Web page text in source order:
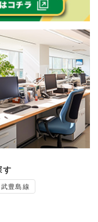
す
豊島線